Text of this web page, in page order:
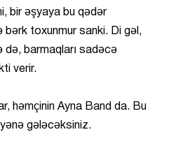
bir əşyaya bu qədər
bərk toxunmur sanki. Di gəl,
də, barmaqları sadəcə
verir.
həmçinin Ayna Band da. Bu
gələcəksiniz.